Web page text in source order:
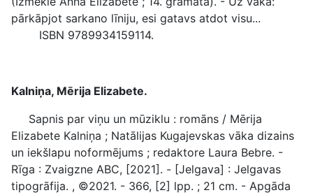
pārkāpjot sarkano līniju, esi gatavs atdot visu...
ISBN 9789934159114.
Kalniņa, Mērija Elizabete.
Sapnis par viņu un mūziklu : romāns / Mērija
Elizabete Kalniņa ; Natālijas Kugajevskas vāka dizains
un iekšlapu noformējums ; redaktore Laura Bebre. -
Rīga : Zvaigzne ABC, [2021]. - [Jelgava] : Jelgavas
tipogrāfija. , ©2021. - 366, [2] lpp. ; 21 cm. - Apgāda